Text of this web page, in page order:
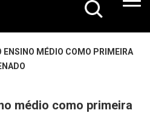
ENSINO MÉDIO COMO PRIMEIRA
médio como primeira